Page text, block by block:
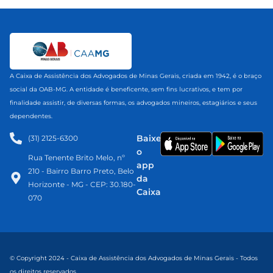
A Caixa de Assistência dos Advogados de Minas Gerais, criada em 1942, é o braço
social da OAB-MG. A entidade é beneficente, sem fins lucrativos, e tem por
finalidade assistir, de diversas formas, os advogados mineiros, estagiários e seus
dependentes.
(31) 2125-6300​
Rua Tenente Brito Melo, nº
210 - Bairro Barro Preto, Belo
Horizonte - MG - CEP: 30.180-
070
Baixe
o
app
da
Caixa
© Copyright 2024 - Caixa de Assistência dos Advogados de Minas Gerais - Todos